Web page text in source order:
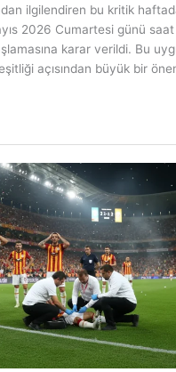
ilgilendiren bu kritik
2026 Cumartesi günü
karar verildi. Bu
açısından büyük bir